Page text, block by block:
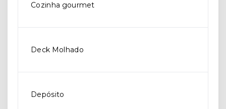
Cozinha gourmet
Deck Molhado
Depósito